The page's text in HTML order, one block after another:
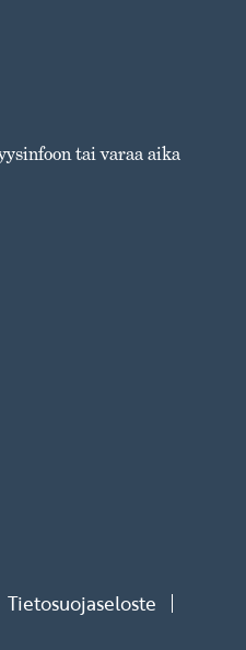
tai varaa aika
Tietosuojaseloste